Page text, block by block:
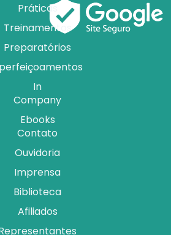
Práticas
Treinamentos
Preparatórios
In
Company
Ebooks
Contato
Ouvidoria
Imprensa
Biblioteca
Afiliados